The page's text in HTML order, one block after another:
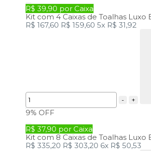
R$ 39,90 por Caixa
Kit com 4 Caixas de Toalhas
R$ 167,60 R$ 159,60 5x R$ 31,92
- +
9% OFF
R$ 37,90 por Caixa
Kit com 8 Caixas de Toalhas
R$ 335,20 R$ 303,20 6x R$ 50,53